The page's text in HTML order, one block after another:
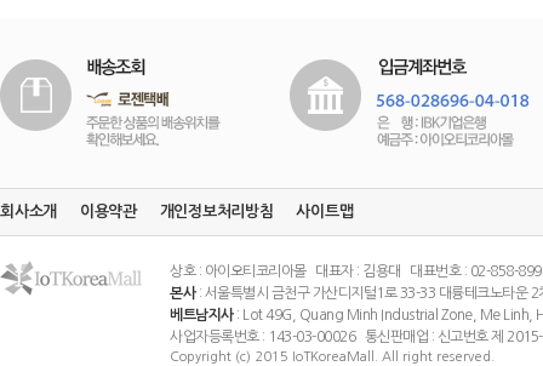
회사소개 이용약관 개인정보처리방침 사이트맵
상호 : 아이오티코리아몰 대표자 : 김용대 대표번호 : 02-858-
본사: 서울특별시 금천구 가산디지털1로 33-33 대륭테크노타운
베트남지사: Lot 49G, Quang Minh Industrial Zone, Me Linh,
사업자등록번호 : 143-03-00026 통신판매업 : 신고번호 제
Copyright (c) 2015 IoTKoreaMall. All right reserved.